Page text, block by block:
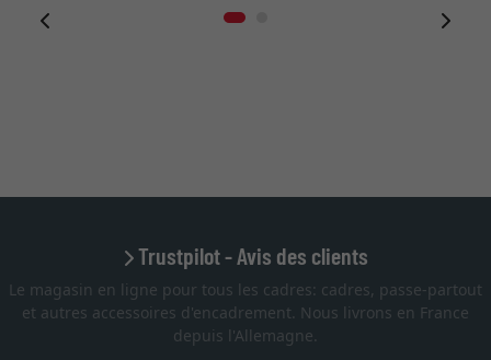
Trustpilot - Avis des clients
Le magasin en ligne pour tous les cadres: cadres, passe-partout
et autres accessoires d'encadrement. Nous livrons en France
depuis l'Allemagne.